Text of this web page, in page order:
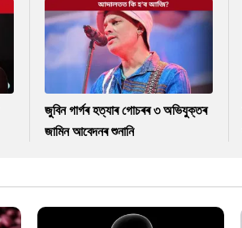
জুবিন গাৰ্গৰ হত্যাৰ গোচৰৰ ৩ অভিযুক্তৰ
জামিন আবেদনৰ শুনানি